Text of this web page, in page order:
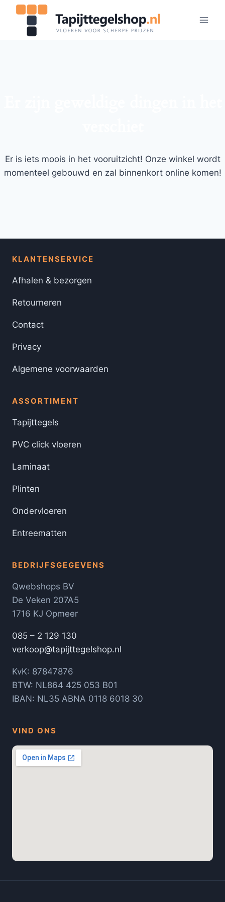
Doorgaan
inhoud
Er is iets moois in het vooruitzicht! Onze winkel wordt
momenteel gebouwd en zal binnenkort online komen!
KLANTENSERVICE
Afhalen & bezorgen
Retourneren
Contact
Privacy
Algemene voorwaarden
ASSORTIMENT
Tapijttegels
PVC click vloeren
Laminaat
Plinten
Ondervloeren
Entreematten
BEDRIJFSGEGEVENS
Qwebshops BV
De Veken 207A5
1716 KJ Opmeer
085 – 2 129 130
verkoop@tapijttegelshop.nl
KvK: 87847876
BTW: NL864 425 053 B01
IBAN: NL35 ABNA 0118 6018 30
VIND ONS